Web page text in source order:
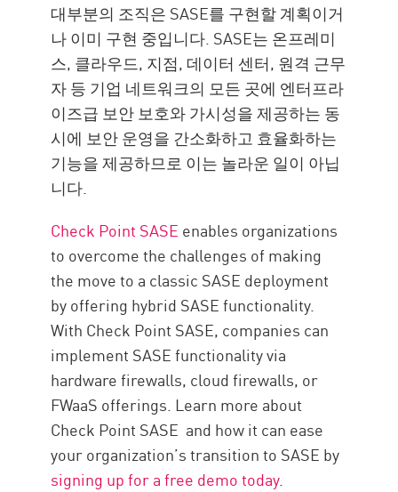
대부분의 조직은 SASE를 구현할 계획이거
나 이미 구현 중입니다. SASE는 온프레미
스, 클라우드, 지점, 데이터 센터, 원격 근무
자 등 기업 네트워크의 모든 곳에 엔터프라
이즈급 보안 보호와 가시성을 제공하는 동
시에 보안 운영을 간소화하고 효율화하는
기능을 제공하므로 이는 놀라운 일이 아닙
니다.
Check Point SASE enables organizations
to overcome the challenges of making
the move to a classic SASE deployment
by offering hybrid SASE functionality.
With Check Point SASE, companies can
implement SASE functionality via
hardware firewalls, cloud firewalls, or
FWaaS offerings. Learn more about
Check Point SASE and how it can ease
your organization’s transition to SASE by
signing up for a free demo today.